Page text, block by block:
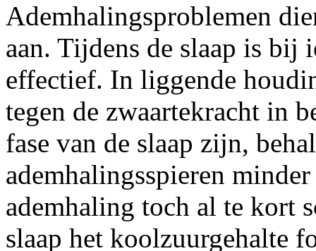
Ademhalingsproblemen
aan. Tijdens de slaap is bij
effectief. In liggende
tegen de zwaartekracht in
fase van de slaap zijn,
ademhalingsspieren
ademhaling toch al te kort
slaap het koolzuurgehalte